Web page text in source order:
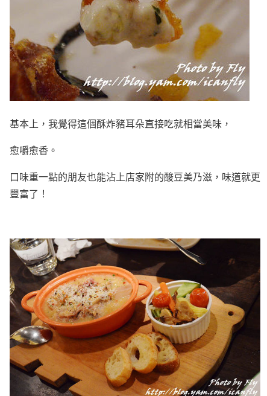
基本上，我覺得這個酥炸豬耳朵直接吃就相當美味，
愈嚼愈香。
口味重一點的朋友也能沾上店家附的酸豆美乃滋，味道就更
豐富了！